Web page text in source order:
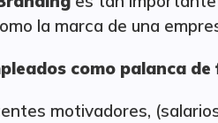
la marca de una
como palanca
motivadores,